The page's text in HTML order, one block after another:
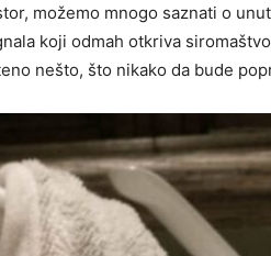
možemo mnogo saznati o
koji odmah otkriva
nešto, što nikako da bude